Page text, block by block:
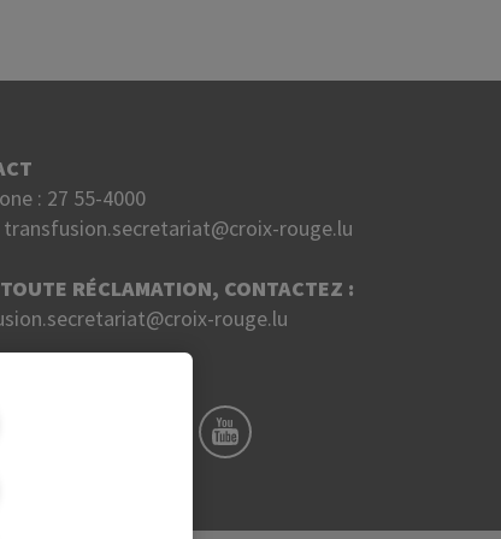
: 27 55-4000
transfusion.secretariat@croix-rouge.lu
RÉCLAMATION, CONTACTEZ :
rouge.lu